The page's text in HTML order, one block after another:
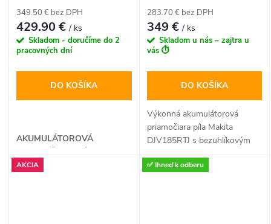
pohyblivému protizávažiu a
integrované LED osvetlenie s
odfukom pilín pre dokonalý
výhľad na líniu rezu.
349.50 € bez DPH
429.90 €/ ks
Skladom - doručíme do 2
pracovných dní
DO KOŠÍKA
AKUMULÁTOROVÁ
kufor MAKPAC
283.70 € bez DPH
349 €/ ks
Skladom u nás – zajtra u
vás ⏱️
DO KOŠÍKA
Výkonná akumulátorová
priamočiara píla Makita
DJV185RTJ s bezuhlíkovým
„T“ ponúka precízne rezanie
AKCIA ✅ Ihneď k odberu